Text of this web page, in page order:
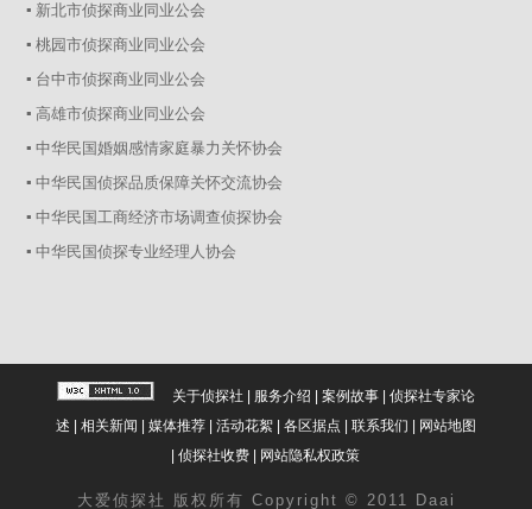
▪ 新北市侦探商业同业公会
▪ 桃园市侦探商业同业公会
▪ 台中市侦探商业同业公会
▪ 高雄市侦探商业同业公会
▪ 中华民国婚姻感情家庭暴力关怀协会
▪ 中华民国侦探品质保障关怀交流协会
▪ 中华民国工商经济市场调查侦探协会
▪ 中华民国侦探专业经理人协会
关于侦探社 服务介绍 案例故事| 侦探社专家论
述
相关新闻 媒体推荐| 活动花絮| 各区据点 联系我们
网站地图
|侦探社收费 网站隐私权政策
大爱 侦探社 版权所有 Copyright © 2011 Daai